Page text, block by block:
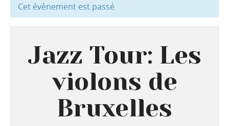
Cet évènement est passé
Jazz Tour: Les
violons de
Bruxelles